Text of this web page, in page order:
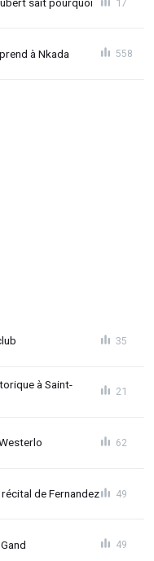
17
à Nkada 558
35
à Saint-
21
62
de Fernandez 49
49